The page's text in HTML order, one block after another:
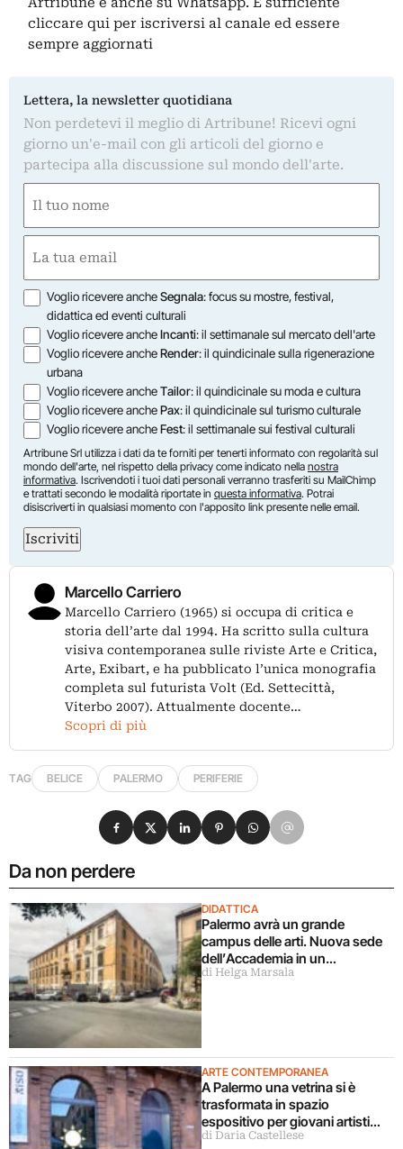
cliccare qui per iscriversi al canale ed essere
sempre aggiornati
Lettera, la newsletter quotidiana
Non perdetevi il meglio di Artribune! Ricevi ogni
giorno un'e-mail con gli articoli del giorno e
partecipa alla discussione sul mondo dell'arte.
(Required)
First
(Required)
Opzioni
Voglio ricevere ancheSegnala: focus su mostre, festival,
didattica ed eventi culturali
Voglio ricevere ancheIncanti: il settimanale sul mercato dell'arte
Voglio ricevere ancheRender: il quindicinale sulla rigenerazione
urbana
Voglio ricevere ancheTailor: il quindicinale su moda e cultura
Voglio ricevere anchePax: il quindicinale sul turismo culturale
Voglio ricevere ancheFest: il settimanale sui festival culturali
Artribune Srl utilizza i dati da te forniti per tenerti informato con regolarità sul
mondo dell'arte, nel rispetto della privacy come indicato nella nostra
informativa. Iscrivendoti i tuoi dati personali verranno trasferiti su MailChimp
e trattati secondo le modalità riportate in questa informativa. Potrai
disiscriverti in qualsiasi momento con l'apposito link presente nelle email.
Iscriviti
Marcello Carriero
Marcello Carriero (1965) si occupa di critica e
storia dell’arte dal 1994. Ha scritto sulla cultura
visiva contemporanea sulle riviste Arte e Critica,
Arte, Exibart, e ha pubblicato l’unica monografia
completa sul futurista Volt (Ed. Settecittà,
Viterbo 2007). Attualmente docente…
Scopri di più
TAG BELICE PALERMO PERIFERIE
Da non perdere
DIDATTICA
Palermo avrà un grande
campus delle arti. Nuova sede
dell’Accademia in un
complesso monumentale
di Helga Marsala
ARTE CONTEMPORANEA
A Palermo una vetrina si è
trasformata in spazio
espositivo per giovani artisti
siciliani
di Daria Castellese
Condividi su Facebook
Condividi su X
Condividi su LinkedIn
Condividi su Pinterest
Condividi su WhatsApp
Condividi su Email